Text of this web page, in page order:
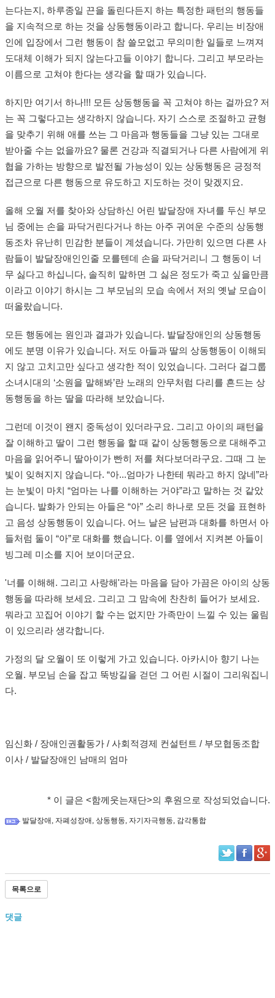
는다는지, 하루종일 끈을 돌린다든지 하는 특정한 패턴의 행동들
을 지속적으로 하는 것을 상동행동이라고 합니다. 우리는 비장애
인에 입장에서 그런 행동이 참 쓸모없고 무의미한 일들로 느껴져
도대체 이해가 되지 않는다고들 이야기 합니다. 그리고 부모라는
이름으로 고쳐야 한다는 생각을 할 때가 있습니다.
하지만 여기서 하나!!! 모든 상동행동을 꼭 고쳐야 하는 걸까요? 저
는 꼭 그렇다고는 생각하지 않습니다. 자기 스스로 조절하고 균형
을 맞추기 위해 애를 쓰는 그 마음과 행동들을 그냥 있는 그대로
받아줄 수는 없을까요? 물론 건강과 직결되거나 다른 사람에게 위
협을 가하는 방향으로 발전될 가능성이 있는 상동행동은 긍정적
접근으로 다른 행동으로 유도하고 지도하는 것이 맞겠지요.
올해 오월 저를 찾아와 상담하신 어린 발달장애 자녀를 두신 부모
님 중에는 손을 파닥거린다거나 하는 아주 귀여운 수준의 상동행
동조차 유난히 민감한 분들이 계셨습니다. 가만히 있으면 다른 사
람들이 발달장애인인줄 모를텐데 손을 파닥거리니 그 행동이 너
무 싫다고 하십니다, 솔직히 말하면 그 싫은 정도가 죽고 싶을만큼
이라고 이야기 하시는 그 부모님의 모습 속에서 저의 옛날 모습이
떠올랐습니다.
모든 행동에는 원인과 결과가 있습니다. 발달장애인의 상동행동
에도 분명 이유가 있습니다. 저도 아들과 딸의 상동행동이 이해되
지 않고 고치고만 싶다고 생각한 적이 있었습니다. 그러다 걸그룹
소녀시대의 ‘소원을 말해봐’란 노래의 안무처럼 다리를 흔드는 상
동행동을 하는 딸을 따라해 보았습니다.
그런데 이것이 왠지 중독성이 있더라구요. 그리고 아이의 패턴을
잘 이해하고 딸이 그런 행동을 할 때 같이 상동행동으로 대해주고
마음을 읽어주니 딸아이가 빤히 저를 쳐다보더라구요. 그때 그 눈
빛이 잊혀지지 않습니다. “아...엄마가 나한테 뭐라고 하지 않네”라
는 눈빛이 마치 “엄마는 나를 이해하는 거야”라고 말하는 것 같았
습니다. 발화가 안되는 아들은 “아” 소리 하나로 모든 것을 표현하
고 음성 상동행동이 있습니다. 어느 날은 남편과 대화를 하면서 아
들처럼 둘이 “아”로 대화를 했습니다. 이를 옆에서 지켜본 아들이
빙그레 미소를 지어 보이더군요.
'너를 이해해. 그리고 사랑해'라는 마음을 담아 가끔은 아이의 상동
행동을 따라해 보세요. 그리고 그 맘속에 찬찬히 들어가 보세요.
뭐라고 꼬집어 이야기 할 수는 없지만 가족만이 느낄 수 있는 울림
이 있으리라 생각합니다.
가정의 달 오월이 또 이렇게 가고 있습니다. 아카시아 향기 나는
오월. 부모님 손을 잡고 뚝방길을 걷던 그 어린 시절이 그리워집니
다.
임신화 / 장애인권활동가 / 사회적경제 컨설턴트 / 부모협동조합
이사 / 발달장애인 남매의 엄마
* 이 글은 <함께웃는재단>의 후원으로 작성되었습니다.​
발달장애, 자폐성장애, 상동행동, 자기자극행동, 감각통합
목록으로
댓글